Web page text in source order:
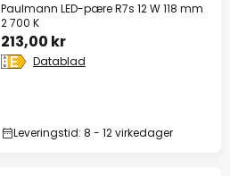
Paulmann LED-pære R7s 12 W 118 mm
2 700 K
213,00 kr
Datablad
Leveringstid: 8 - 12 virkedager